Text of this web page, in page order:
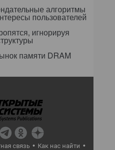
алгоритмы
пользователей
игнорируя
памяти DRAM
связь
Как нас найти